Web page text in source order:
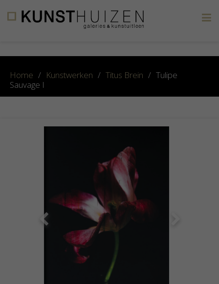
Home / Kunstwerken / Titus Brein / Tulipe
Sauvage I